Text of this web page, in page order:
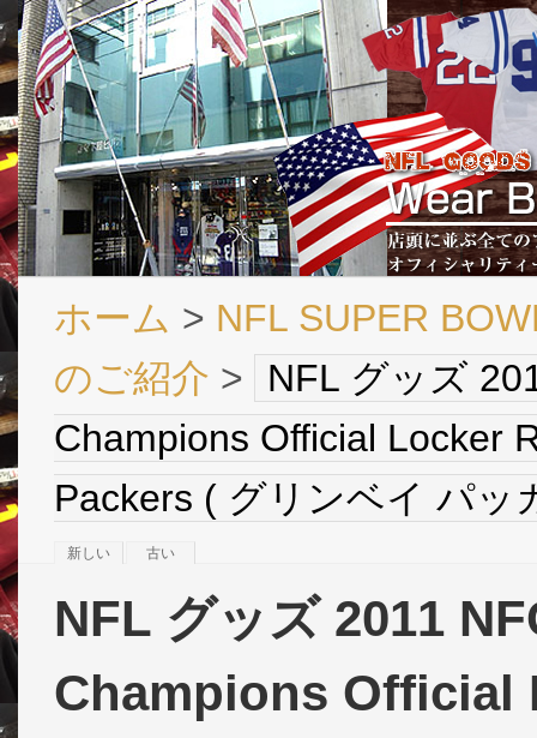
ホーム > NFL SUPER
のご紹介 >
NFL グッズ
Champions Official Locker
Packers ( グリンベイ パッ
新しい 古い
NFL グッズ 2011
Champions Official